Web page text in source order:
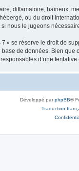
diffamatoire, haineux,
ou du droit
nous le jugeons
se réserve le droit de
de données. Bien
d’une
Développé parphpBB®
Traduction